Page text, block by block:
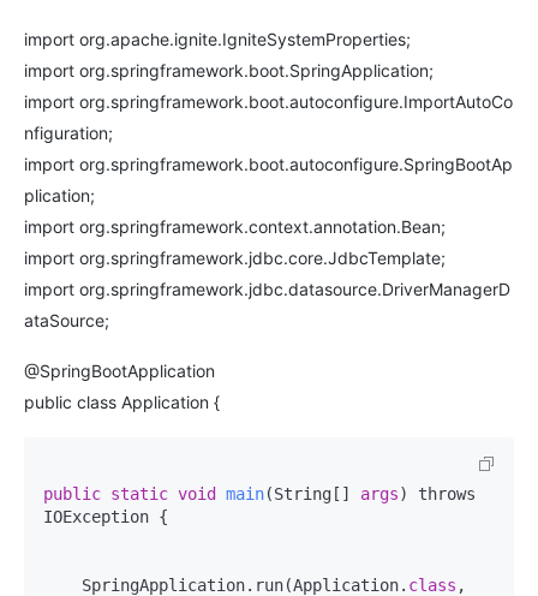
import org.apache.ignite.IgniteSystemProperties;
import org.springframework.boot.SpringApplication;
import org.springframework.boot.autoconfigure.ImportAutoCo
nfiguration;
import org.springframework.boot.autoconfigure.SpringBootAp
plication;
import org.springframework.context.annotation.Bean;
import org.springframework.jdbc.core.JdbcTemplate;
import org.springframework.jdbc.datasource.DriverManagerD
ataSource;
@SpringBootApplication
public class Application {
public static void main(String[] args) throws
IOException {
    SpringApplication.run(Application.
class